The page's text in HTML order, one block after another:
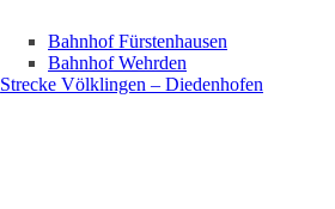
Bahnhof Fürstenhausen
Bahnhof Wehrden
Strecke Völklingen – Diedenhofen